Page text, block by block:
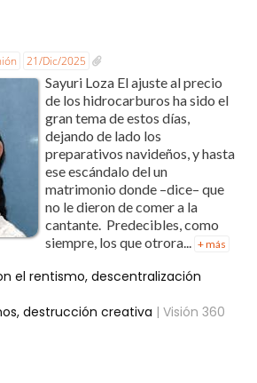
21/Dic/2025
Sayuri Loza El ajuste al precio
de los hidrocarburos ha sido el
gran tema de estos días,
dejando de lado los
preparativos navideños, y hasta
ese escándalo del un
matrimonio donde –dice– que
no le dieron de comer a la
cantante. Predecibles, como
siempre, los que otrora... + más
el rentismo, descentralización
destrucción creativa | Visión 360